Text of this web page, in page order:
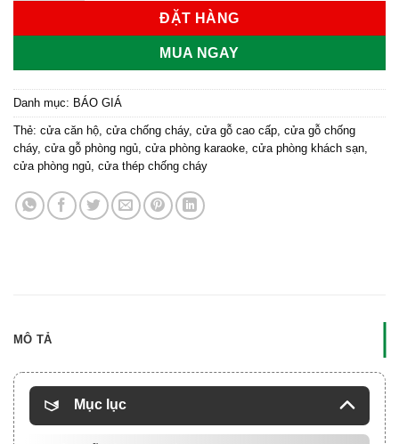
ĐẶT HÀNG
MUA NGAY
Danh mục: BÁO GIÁ
Thẻ: cửa căn hộ cửa chống cháy, cửa gỗ cao cấp cửa gỗ chống
cháy, cửa gỗ phòng ngủ cửa phòng karaoke cửa phòng khách sạn
cửa phòng ngủ cửa thép chống cháy
MÔ TẢ
Mục lục